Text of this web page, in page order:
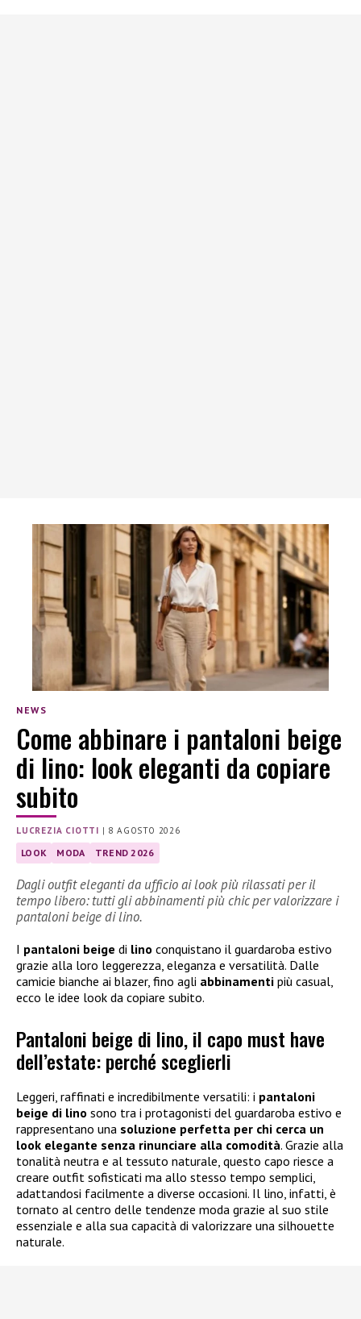
NEWS
Come abbinare i pantaloni beige
di lino: look eleganti da copiare
subito
LUCREZIA CIOTTI | 8 AGOSTO 2026
LOOK MODA TREND 2026
Dagli outfit eleganti da ufficio ai look più rilassati per il
tempo libero: tutti gli abbinamenti più chic per valorizzare i
pantaloni beige di lino.
I pantaloni beige di lino conquistano il guardaroba estivo
grazie alla loro leggerezza, eleganza e versatilità. Dalle
camicie bianche ai blazer, fino agli abbinamenti più casual,
ecco le idee look da copiare subito.
Pantaloni beige di lino, il capo must have
dell’estate: perché sceglierli
Leggeri, raffinati e incredibilmente versatili: i pantaloni
beige di lino sono tra i protagonisti del guardaroba estivo e
rappresentano una soluzione perfetta per chi cerca un
look elegante senza rinunciare alla comodità. Grazie alla
tonalità neutra e al tessuto naturale, questo capo riesce a
creare outfit sofisticati ma allo stesso tempo semplici,
adattandosi facilmente a diverse occasioni. Il lino, infatti, è
tornato al centro delle tendenze moda grazie al suo stile
essenziale e alla sua capacità di valorizzare una silhouette
naturale.